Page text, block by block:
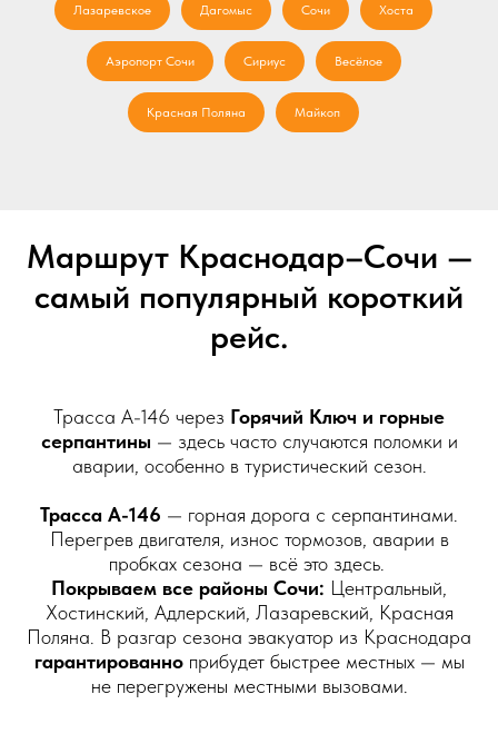
Лазаревское Дагомыс Сочи Хоста
Аэропорт Сочи Сириус Весёлое
Красная Поляна Майкоп
Маршрут Краснодар–Сочи —
самый популярный короткий
рейс.
Трасса А-146 через Горячий Ключ и горные
серпантины — здесь часто случаются поломки и
аварии, особенно в туристический сезон.
Трасса А-146 — горная дорога с серпантинами.
Перегрев двигателя, износ тормозов, аварии в
пробках сезона — всё это здесь.
Покрываем все районы Сочи: Центральный,
Хостинский, Адлерский, Лазаревский, Красная
Поляна. В разгар сезона эвакуатор из Краснодара
гарантированно прибудет быстрее местных — мы
не перегружены местными вызовами.